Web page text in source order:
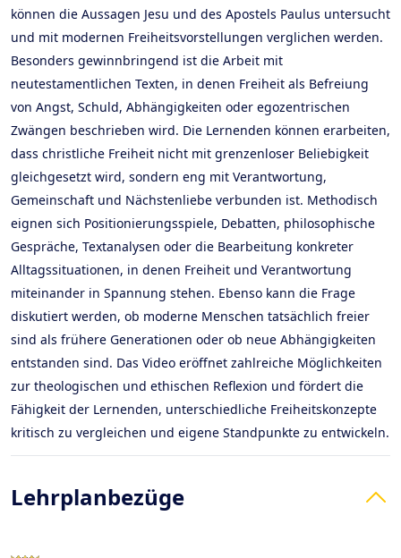
können die Aussagen Jesu und des Apostels Paulus untersucht
und mit modernen Freiheitsvorstellungen verglichen werden.
Besonders gewinnbringend ist die Arbeit mit
neutestamentlichen Texten, in denen Freiheit als Befreiung
von Angst, Schuld, Abhängigkeiten oder egozentrischen
Zwängen beschrieben wird. Die Lernenden können erarbeiten,
dass christliche Freiheit nicht mit grenzenloser Beliebigkeit
gleichgesetzt wird, sondern eng mit Verantwortung,
Gemeinschaft und Nächstenliebe verbunden ist. Methodisch
eignen sich Positionierungsspiele, Debatten, philosophische
Gespräche, Textanalysen oder die Bearbeitung konkreter
Alltagssituationen, in denen Freiheit und Verantwortung
miteinander in Spannung stehen. Ebenso kann die Frage
diskutiert werden, ob moderne Menschen tatsächlich freier
sind als frühere Generationen oder ob neue Abhängigkeiten
entstanden sind. Das Video eröffnet zahlreiche Möglichkeiten
zur theologischen und ethischen Reflexion und fördert die
Fähigkeit der Lernenden, unterschiedliche Freiheitskonzepte
kritisch zu vergleichen und eigene Standpunkte zu entwickeln.
Lehrplanbezüge